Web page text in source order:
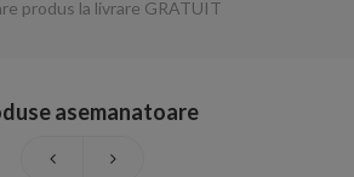
produs la livrare GRATUIT
asemanatoare